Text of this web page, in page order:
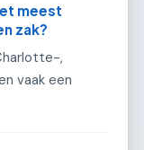
meest
zak?
,
vaak een